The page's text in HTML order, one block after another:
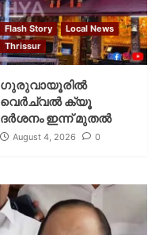
Flash Story
Local News
Thrissur
ഗുരുവായൂരില്‍
വെര്‍ച്വല്‍ ക്യൂ
ദര്‍ശനം ഇന്ന് മുതല്‍
August 4, 2026 0